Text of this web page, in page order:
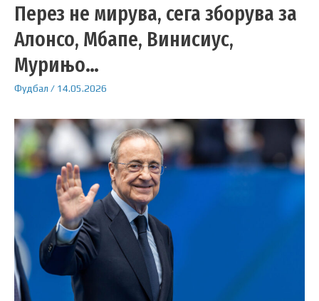
Перез не мирува, сега зборува за
Алонсо, Мбапе, Винисиус,
Мурињо…
Фудбал / 14.05.2026